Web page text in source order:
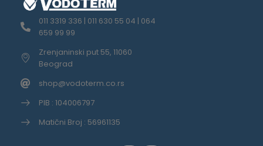
011 3319 336 | 011 630 55 04 | 064
659 99 99
Zrenjaninski put 55, 11060
Beograd
shop@vodoterm.co.rs
PIB : 104006797
Matični Broj : 56961135